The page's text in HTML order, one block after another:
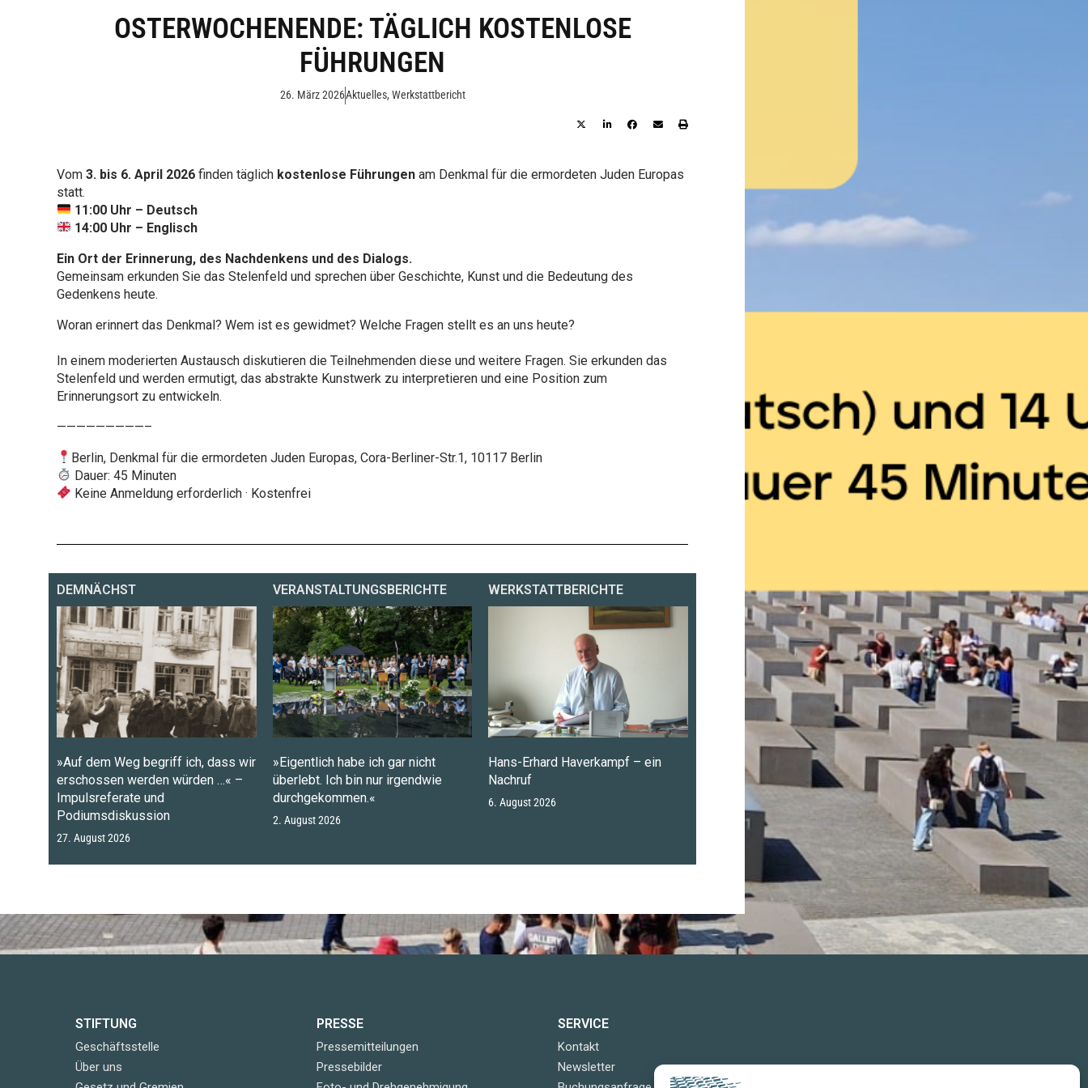
OSTERWOCHENENDE: TÄGLICH KOSTENLOSE
FÜHRUNGEN
26. März 2026Aktuelles, Werkstattbericht
Vom 3. bis 6. April 2026 finden täglich kostenlose Führungen am Denkmal für die ermordeten Juden Europas
statt.
11:00 Uhr – Deutsch
14:00 Uhr – Englisch
Ein Ort der Erinnerung, des Nachdenkens und des Dialogs.
Gemeinsam erkunden Sie das Stelenfeld und sprechen über Geschichte, Kunst und die Bedeutung des
Gedenkens heute.
Woran erinnert das Denkmal? Wem ist es gewidmet? Welche Fragen stellt es an uns heute?
In einem moderierten Austausch diskutieren die Teilnehmenden diese und weitere Fragen. Sie erkunden das
Stelenfeld und werden ermutigt, das abstrakte Kunstwerk zu interpretieren und eine Position zum
Erinnerungsort zu entwickeln.
—————————–
Berlin, Denkmal für die ermordeten Juden Europas, Cora-Berliner-Str.1, 10117 Berlin
Dauer: 45 Minuten
Keine Anmeldung erforderlich · Kostenfrei
DEMNÄCHST
»Auf dem Weg begriff ich, dass wir
erschossen werden würden …« –
Impulsreferate und
Podiumsdiskussion
27. August 2026
VERANSTALTUNGSBERICHTE
»Eigentlich habe ich gar nicht
überlebt. Ich bin nur irgendwie
durchgekommen.«
2. August 2026
WERKSTATTBERICHTE
Hans-Erhard Haverkampf – ein
Nachruf
6. August 2026
STIFTUNG
Geschäftsstelle
Über uns
PRESSE
Pressemitteilungen
Pressebilder
SERVICE
Kontakt
Newsletter